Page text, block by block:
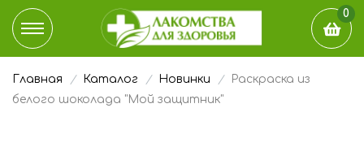
0
КАТАЛОГ
Главная Каталог Новинки
Раскраска из
белого шоколада "Мой защитник"